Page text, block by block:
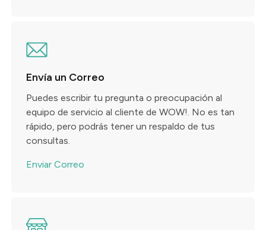
Envía un Correo
Puedes escribir tu pregunta o preocupación al
equipo de servicio al cliente de WOW!. No es tan
rápido, pero podrás tener un respaldo de tus
consultas.
Enviar Correo